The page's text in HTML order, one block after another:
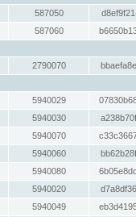
587050
587060
2790070
5940029
5940030
5940070
5940060
5940080
5940020
5940049